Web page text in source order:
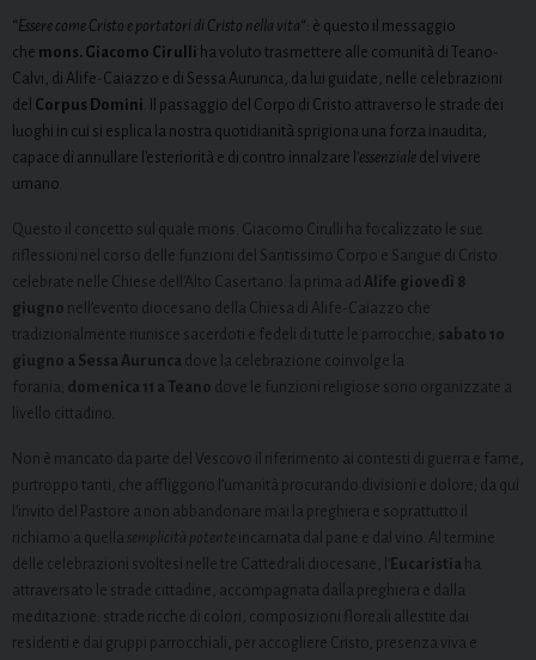
“Essere come Cristo e portatori di Cristo nella vita“: è questo il messaggio
che mons. Giacomo Cirulli ha voluto trasmettere alle comunità di Teano-
Calvi, di Alife-Caiazzo e di Sessa Aurunca, da lui guidate, nelle celebrazioni
del Corpus Domini . Il passaggio del Corpo di Cristo attraverso le strade dei
luoghi in cui si esplica la nostra quotidianità sprigiona una forza inaudita,
capace di annullare l’esteriorità e di contro innalzare l’essenziale del vivere
umano.
Questo il concetto sul quale mons. Giacomo Cirulli ha focalizzato le sue
riflessioni nel corso delle funzioni del Santissimo Corpo e Sangue di Cristo
celebrate nelle Chiese dell’Alto Casertano: la prima ad Alife giovedì 8
giugno nell’evento diocesano della Chiesa di Alife-Caiazzo che
tradizionalmente riunisce sacerdoti e fedeli di tutte le parrocchie; sabato 10
giugno a Sessa Aurunca dove la celebrazione coinvolge la
forania; domenica 11 a Teano dove le funzioni religiose sono organizzate a
livello cittadino.
Non è mancato da parte del Vescovo il riferimento ai contesti di guerra e fame,
purtroppo tanti, che affliggono l’umanità procurando divisioni e dolore; da qui
l’invito del Pastore a non abbandonare mai la preghiera e soprattutto il
richiamo a quella semplicità potente incarnata dal pane e dal vino. Al termine
delle celebrazioni svoltesi nelle tre Cattedrali diocesane, l’ Eucaristia ha
attraversato le strade cittadine, accompagnata dalla preghiera e dalla
meditazione: strade ricche di colori, composizioni floreali allestite dai
residenti e dai gruppi parrocchiali, per accogliere Cristo, presenza viva e